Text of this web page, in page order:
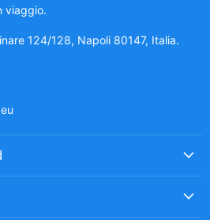
viaggio.
124/128, Napoli 80147, Italia.